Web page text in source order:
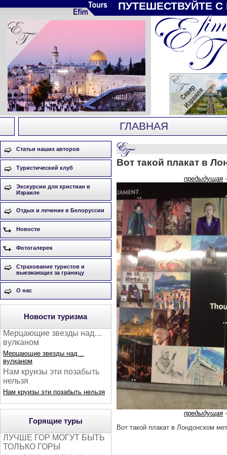
ПУТЕШЕСТВУЙТЕ
ГЛАВНАЯ
Статьи наших авторов
Туристический клуб
Экскурсии для христиан в
Израиле
Отдых и лечение в Белоруссии
Новости
Фотогалерея
Страхование туристов и
выезжающих за границу
О нас
Новости туризма
Мерцающие звезды над…
вулканом
Мерцающие звезды над…
вулканом
Нам круизы эти позабыть
нельзя
Нам круизы эти позабыть нельзя
Горящие туры
ЛУЧШЕ ГОР МОГУТ БЫТЬ
ТОЛЬКО ГОРЫ
Вот такой плакат в
предыдущая
предыдущая
Вот такой плакат в Лондонском